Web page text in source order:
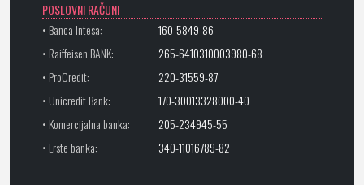
POSLOVNI RAČUNI
• Banca Intesa:
160-5849-86
• Raiffeisen BANK:
265-6410310003980-68
• ProCredit:
220-31559-87
• Unicredit Bank:
170-30013328000-40
• Komercijalna banka:
205-234945-55
• Erste banka:
340-11016789-82